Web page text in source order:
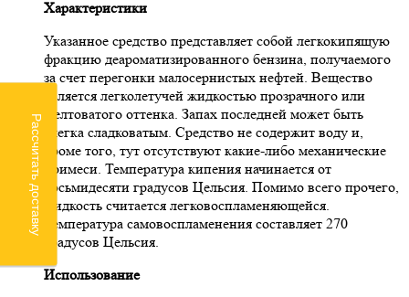
Характеристики
Указанное средство представляет собой легкокипящую
фракцию деароматизированного бензина, получаемого
за счет перегонки малосернистых нефтей. Вещество
является легколетучей жидкостью прозрачного или
желтоватого оттенка. Запах последней может быть
слегка сладковатым. Средство не содержит воду и,
кроме того, тут отсутствуют какие-либо механические
примеси. Температура кипения начинается от
восьмидесяти градусов Цельсия. Помимо всего прочего,
жидкость считается легковоспламеняющейся.
Температура самовоспламенения составляет 270
градусов Цельсия.
Использование
Рассчитать доставку